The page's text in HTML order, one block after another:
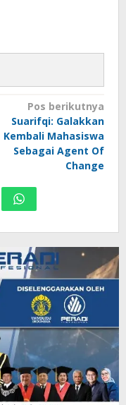
Pos berikutnya
Suarifqi: Galakkan
Kembali Mahasiswa
Sebagai Agent Of
Change